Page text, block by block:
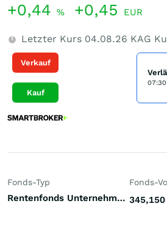
+0,44 % +0,45 EUR
Letzter Kurs 04.08.26 KAG
Verkauf
Kauf
Fonds-Typ
Rentenfonds Unternehmensanleihen Investment Grade Welt US-Dollar
Fonds-